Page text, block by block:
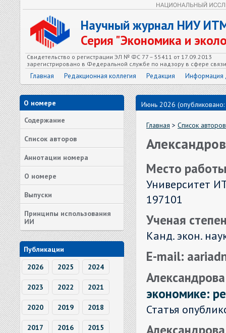
Научный журнал НИУ
Серия "Экономика и
Свидетельство о регистрации ЭЛ № ФС 77 – 55411 от 17.09.2013
зарегистрировано в Федеральной службе по надзору в сфере
Главная Редакционная коллегия Редакция Информация
О номере
Содержание
Список авторов
Аннотации номера
О номере
Выпуски
Принципы использования
ИИ
Публикации
2026
2025 2024
2023 2022 2021
2020 2019 2018
2017 2016 2015
Июнь 2026
Главная > Список авторов
Место
Университет
197101
Ученая
Канд. экон.
E-mail:
экономике:
Статья